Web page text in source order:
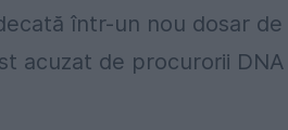
într-un nou dosar de
acuzat de procurorii DNA